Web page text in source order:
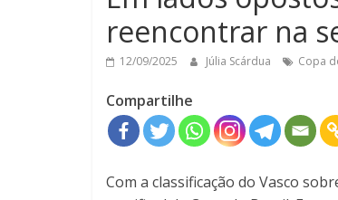
reencontrar na
12/09/2025 Júlia Scárdua Copa
Compartilhe
Com a classificação do Vasco